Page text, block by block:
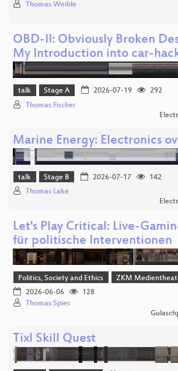
Thomas Weible
OBD-II: Obviously Broken
My Introduction into car-
talk Stage A 2026-07-19
292
Thomas Fischer
Marine Energy: Electronics
talk Stage B 2026-07-17
142
Thomas Lake
Let's Play Critical: Live-
für politische Interventionen
Politics, Society and Ethics
ZKM
2026-06-06
128
Thomas Spies
Tixl Skill Quest